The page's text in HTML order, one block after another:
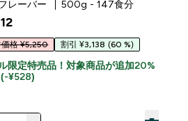
レーバー
500g - 147食分
価格 ¥5,250 割引 ¥3,138 (60 %)
限定特売品！対象商品が追加20%
¥528)